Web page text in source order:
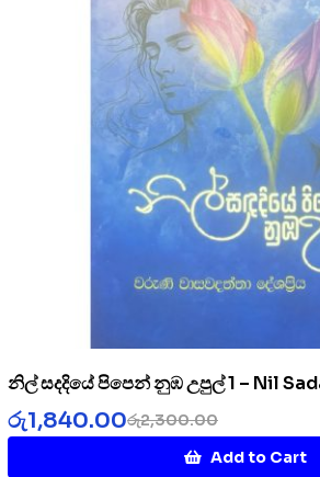
නිල් සදදියේ පිපෙන් නුඹ උපුල් 1 – Nil
රු2,300.00
රු1,840.00
Add to Cart